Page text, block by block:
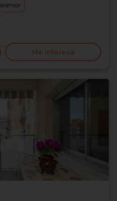
Me interesa